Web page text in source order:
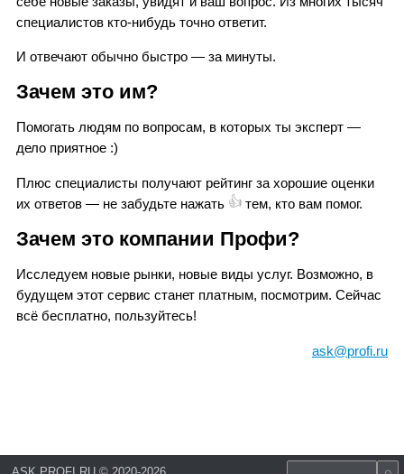
специалистов кто-нибудь точно ответит.
И отвечают обычно быстро — за минуты.
Зачем это им?
Помогать людям по вопросам, в которых ты эксперт —
дело приятное :)
Плюс специалисты получают рейтинг за хорошие оценки
их ответов — не забудьте нажать 👍 тем, кто вам помог.
Зачем это компании Профи?
Исследуем новые рынки, новые виды услуг. Возможно, в
будущем этот сервис станет платным, посмотрим. Сейчас
всё бесплатно, пользуйтесь!
ask@profi.ru
ASK.PROFI.RU © 2020-2026